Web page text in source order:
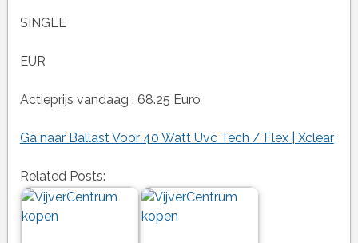
SINGLE
EUR
Actieprijs vandaag : 68.25 Euro
Ga naar Ballast Voor 40 Watt Uvc Tech / Flex | Xclear
Related Posts: